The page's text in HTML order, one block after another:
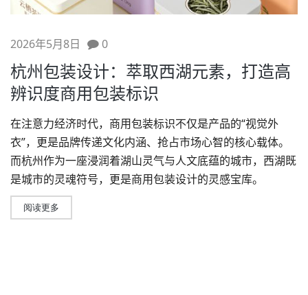
2026年5月8日 0
杭州包装设计：萃取西湖元素，打造高
辨识度商用包装标识
在注意力经济时代，商用包装标识不仅是产品的“视觉外
衣”，更是品牌传递文化内涵、抢占市场心智的核心载体。
而杭州作为一座浸润着湖山灵气与人文底蕴的城市，西湖既
是城市的灵魂符号，更是商用包装设计的灵感宝库。
阅读更多